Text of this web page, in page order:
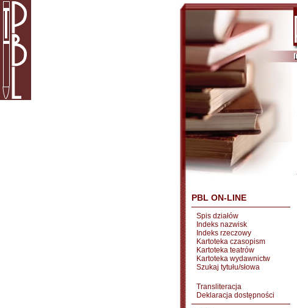
PBL ON-LINE
Spis działów
Indeks nazwisk
Indeks rzeczowy
Kartoteka czasopism
Kartoteka teatrów
Kartoteka wydawnictw
Szukaj tytułu/słowa
Transliteracja
Deklaracja dostępności